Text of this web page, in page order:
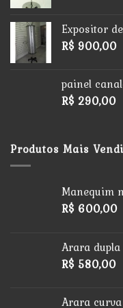
Expositor
R$ 900,00
painel
R$ 290,00
Produtos Mais
Manequim
R$ 600,00
Arara
R$ 580,00
Arara curva